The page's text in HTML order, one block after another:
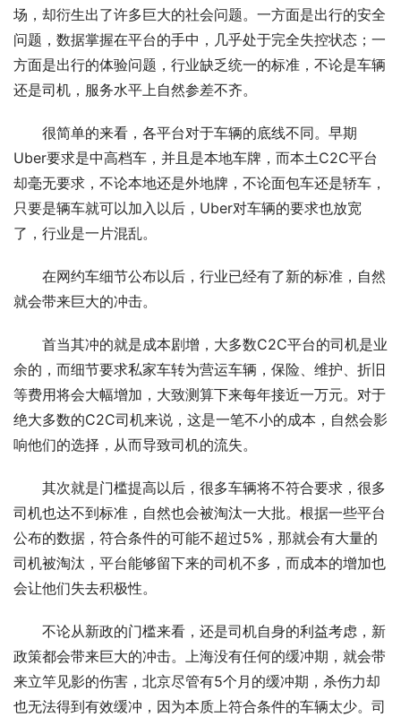
场，却衍生出了许多巨大的社会问题。一方面是出行的安全
问题，数据掌握在平台的手中，几乎处于完全失控状态；一
方面是出行的体验问题，行业缺乏统一的标准，不论是车辆
还是司机，服务水平上自然参差不齐。
很简单的来看，各平台对于车辆的底线不同。早期
Uber要求是中高档车，并且是本地车牌，而本土C2C平台
却毫无要求，不论本地还是外地牌，不论面包车还是轿车，
只要是辆车就可以加入以后，Uber对车辆的要求也放宽
了，行业是一片混乱。
在网约车细节公布以后，行业已经有了新的标准，自然
就会带来巨大的冲击。
首当其冲的就是成本剧增，大多数C2C平台的司机是业
余的，而细节要求私家车转为营运车辆，保险、维护、折旧
等费用将会大幅增加，大致测算下来每年接近一万元。对于
绝大多数的C2C司机来说，这是一笔不小的成本，自然会影
响他们的选择，从而导致司机的流失。
其次就是门槛提高以后，很多车辆将不符合要求，很多
司机也达不到标准，自然也会被淘汰一大批。根据一些平台
公布的数据，符合条件的可能不超过5%，那就会有大量的
司机被淘汰，平台能够留下来的司机不多，而成本的增加也
会让他们失去积极性。
不论从新政的门槛来看，还是司机自身的利益考虑，新
政策都会带来巨大的冲击。上海没有任何的缓冲期，就会带
来立竿见影的伤害，北京尽管有5个月的缓冲期，杀伤力却
也无法得到有效缓冲，因为本质上符合条件的车辆太少。司